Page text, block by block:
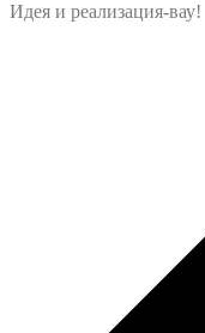
Идея и реализация-вау!